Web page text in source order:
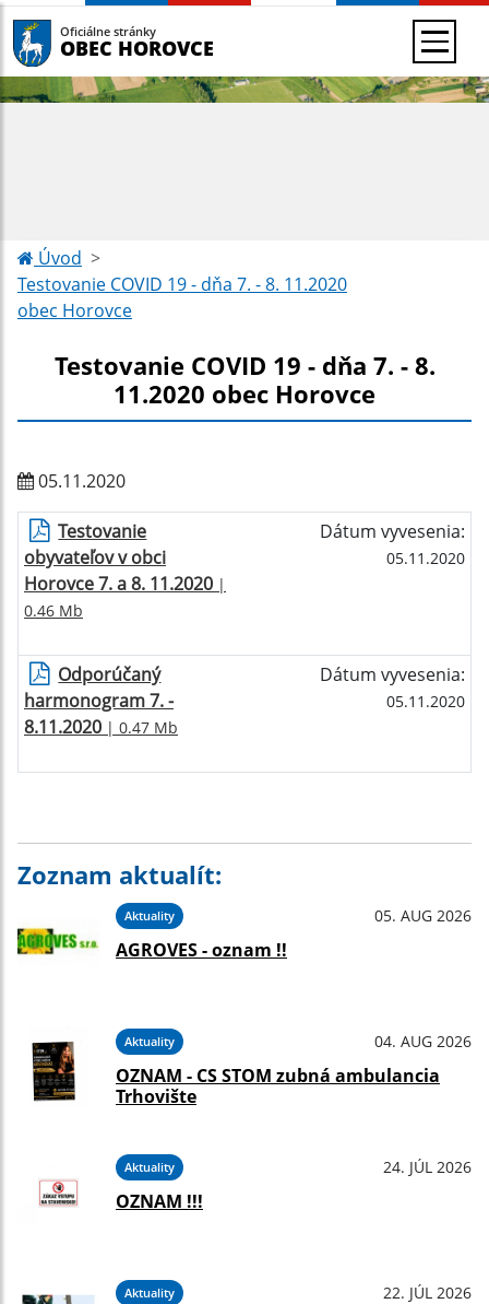
Oficiálne stránky
OBEC HOROVCE
Úvod
Testovanie COVID 19 - dňa 7. - 8. 11.2020
obec Horovce
Testovanie COVID 19 - dňa 7. - 8.
11.2020 obec Horovce
05.11.2020
Testovanie
obyvateľov v obci
Horovce 7. a 8. 11.2020 |
0.46 Mb
Dátum vyvesenia:
05.11.2020
Odporúčaný
harmonogram 7. -
8.11.2020 | 0.47 Mb
Dátum vyvesenia:
05.11.2020
Zoznam aktualít:
Aktuality 05. AUG 2026
AGROVES - oznam !!
Aktuality 04. AUG 2026
OZNAM - CS STOM zubná ambulancia
Trhovište
Aktuality 24. JÚL 2026
OZNAM !!!
Aktuality 22. JÚL 2026